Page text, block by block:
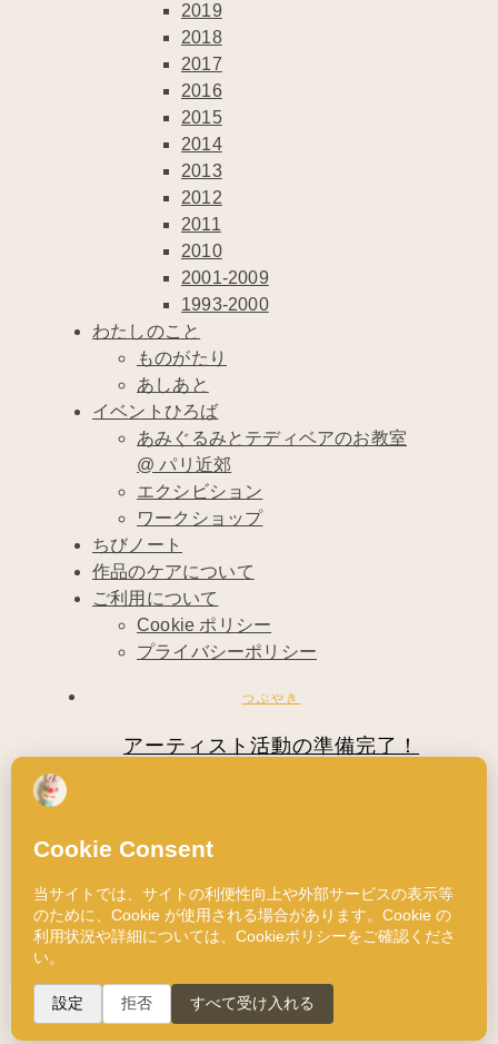
2019
2018
2017
2016
2015
2014
2013
2012
2011
2010
2001-2009
1993-2000
わたしのこと
ものがたり
あしあと
イベントひろば
あみぐるみとテディベアのお教室
@ パリ近郊
エクシビション
ワークショップ
ちびノート
作品のケアについて
ご利用について
Cookie ポリシー
プライバシーポリシー
つぶやき
アーティスト活動の準備完了！
昨日の金曜日は、フリーランスのアーティス
手…
Read More
1993 © ChibiRu
ご利用について|プライバシーポリシー|Cookie ポリシー